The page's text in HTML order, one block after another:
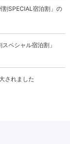
割SPECIAL宿泊割」の
ペシャル宿泊割」
されました